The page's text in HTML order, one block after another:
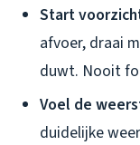
Start
afvoer, draai
duwt. Nooit
Voel de
duidelijke